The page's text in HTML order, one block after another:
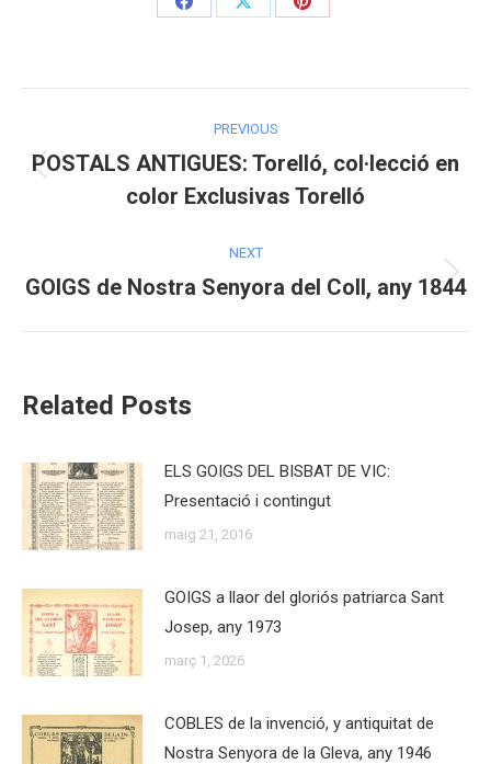
Share
Share
Share
navigation
PREVIOUS
Previous
post:
POSTALS ANTIGUES: Torelló, col·lecció en
color Exclusivas Torelló
NEXT
Next
GOIGS de Nostra Senyora del Coll, any 1844
Related Posts
ELS GOIGS DEL BISBAT DE VIC:
Presentació i contingut
maig 21, 2016
GOIGS a llaor del gloriós patriarca Sant
Josep, any 1973
març 1, 2026
COBLES de la invenció, y antiquitat de
Nostra Senyora de la Gleva, any 1946